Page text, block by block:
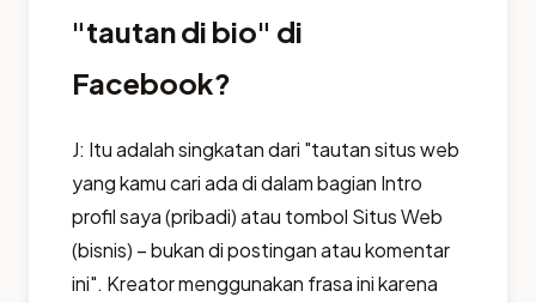
"tautan di bio" di
Facebook?
J: Itu adalah singkatan dari "tautan situs web
yang kamu cari ada di dalam bagian Intro
profil saya (pribadi) atau tombol Situs Web
(bisnis) – bukan di postingan atau komentar
ini". Kreator menggunakan frasa ini karena